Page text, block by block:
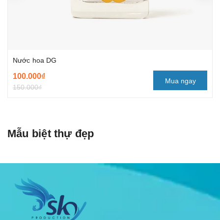
Nước hoa DG
100.000₫
150.000₫
Mua ngay
Mẫu biệt thự đẹp